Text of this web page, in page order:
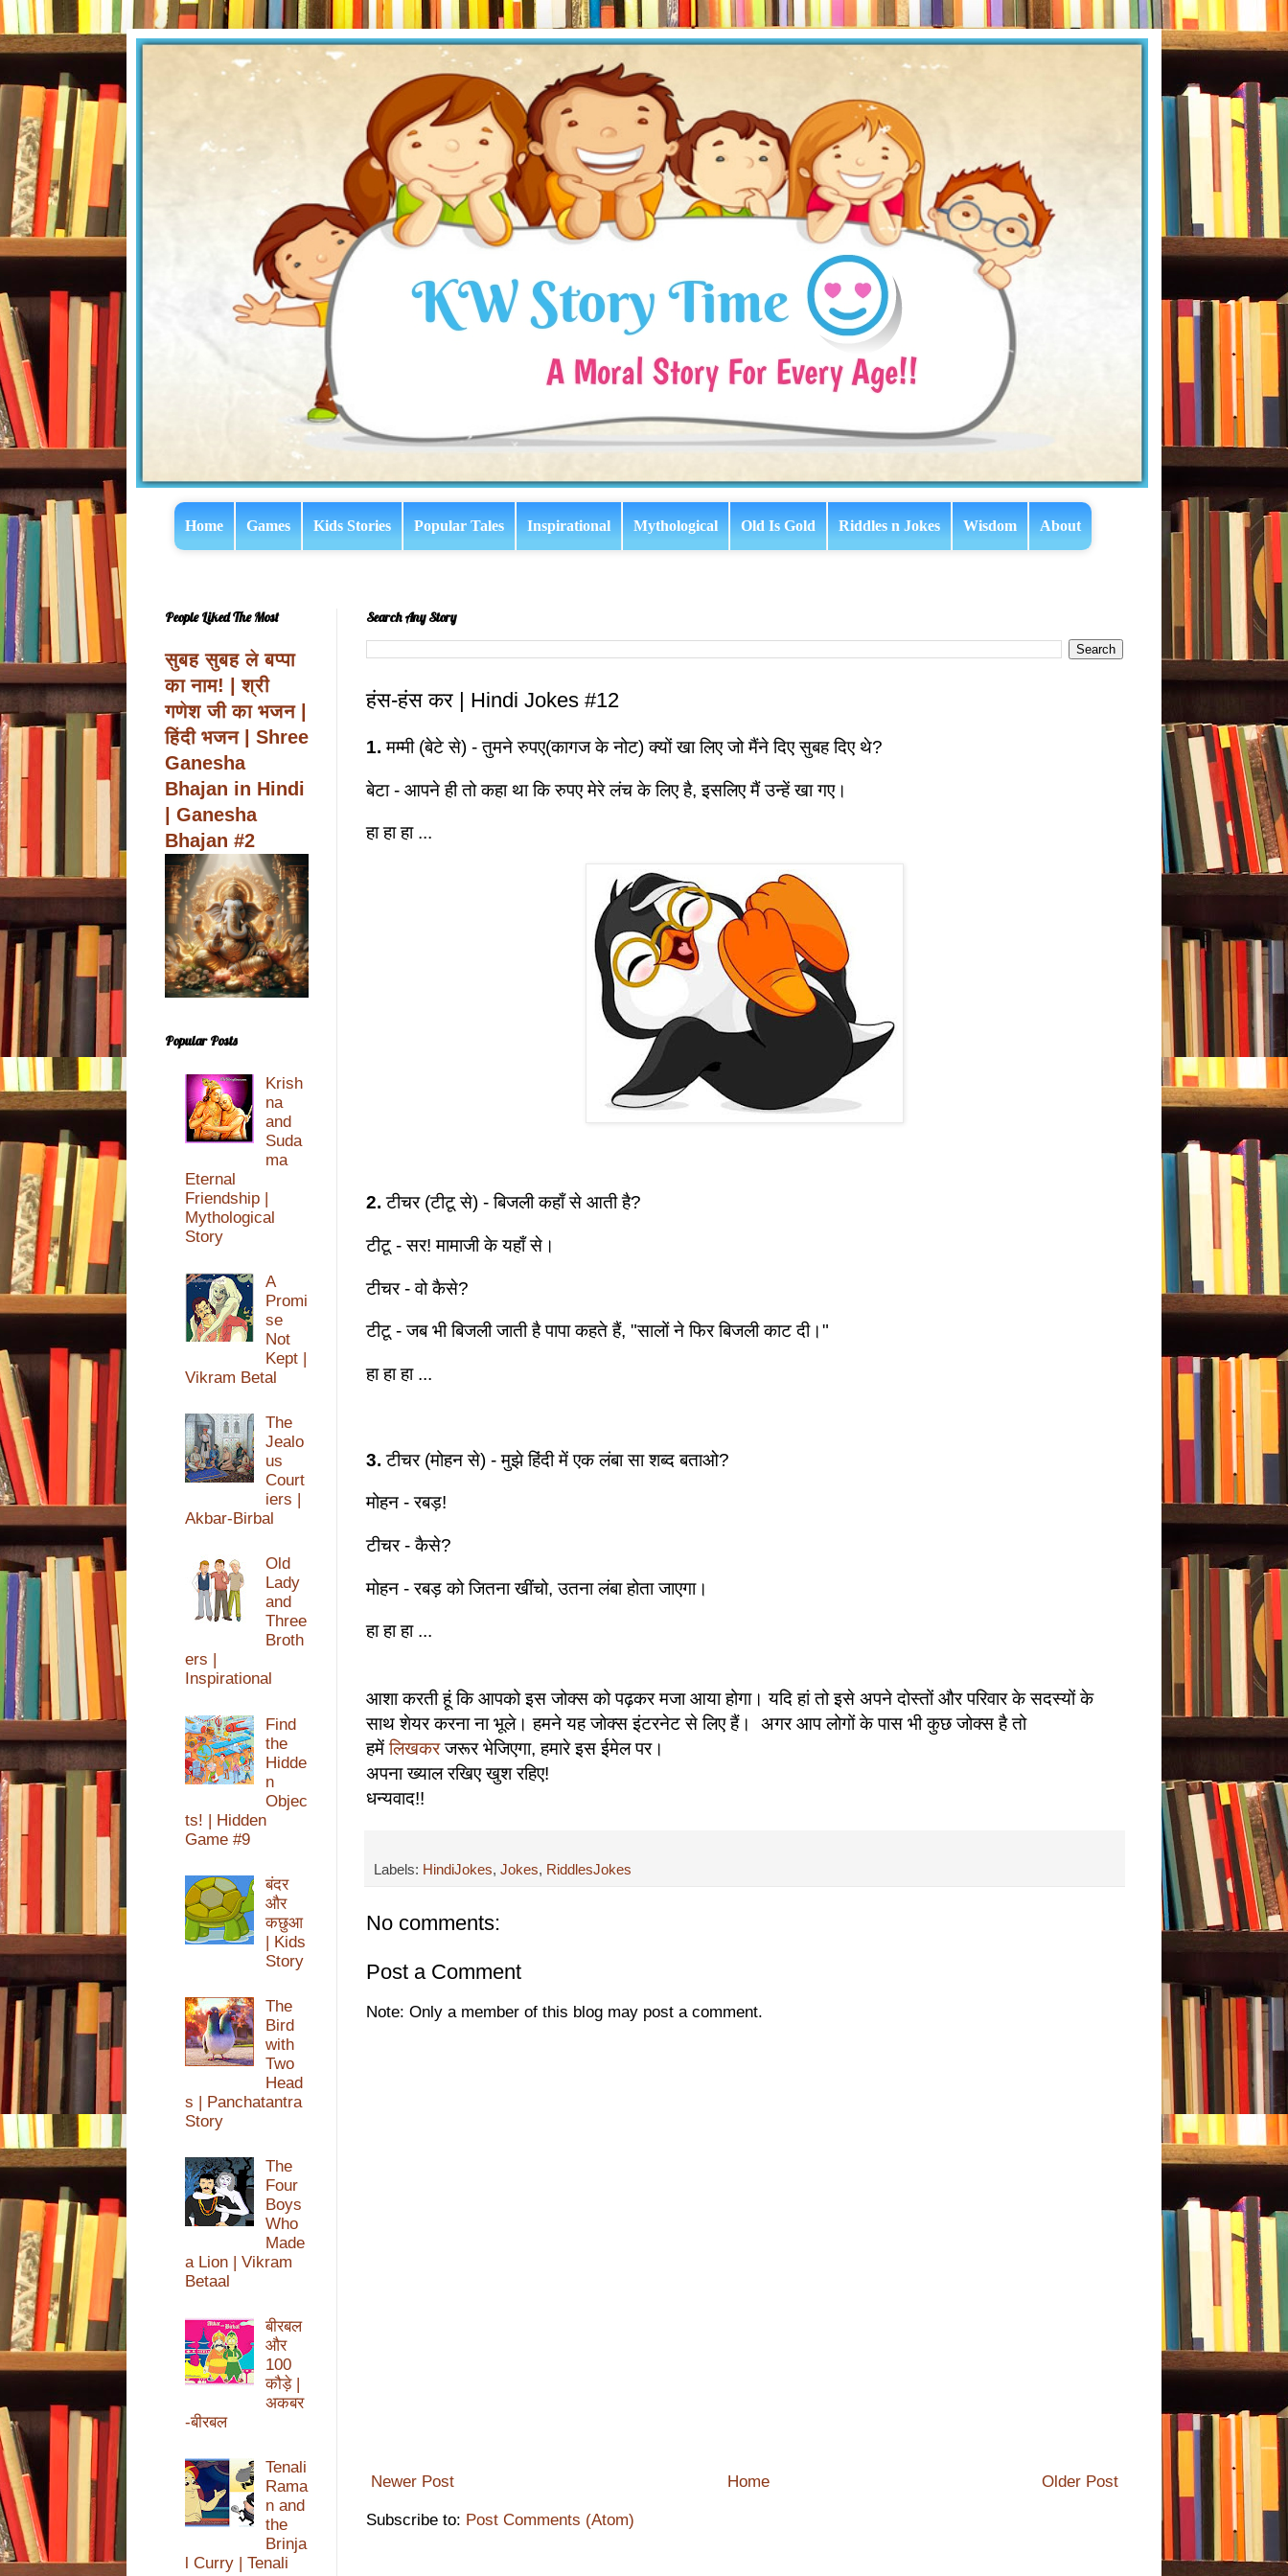
Home Games Kids Stories Popular Tales Inspirational Mythological Old Is Gold Riddles n Jokes Wisdom About
Search Any Story
हंस-हंस कर | Hindi Jokes #12
1.मम्मी (बेटे से) - तुमने रुपए(कागज के नोट) क्यों खा लिए जो मैंने दिए सुबह दिए थे?
बेटा - आपने ही तो कहा था कि रुपए मेरे लंच के लिए है, इसलिए मैं उन्हें खा गए।
हा हा हा ...
2. टीचर (टीटू से) - बिजली कहाँ से आती है?
टीटू - सर! मामाजी के यहाँ से।
टीचर - वो कैसे?
टीटू - जब भी बिजली जाती है पापा कहते हैं, "सालों ने फिर बिजली काट दी।"
हा हा हा ...
3.टीचर (मोहन से) - मुझे हिंदी में एक लंबा सा शब्द बताओ?
मोहन - रबड़!
टीचर - कैसे?
मोहन - रबड़ को जितना खींचो, उतना लंबा होता जाएगा।
हा हा हा ...
आशा करती हूं कि आपको इस जोक्स को पढ़कर मजा आया होगा। यदि हां तो इसे अपने दोस्तों और परिवार के सदस्यों के
साथ शेयर करना ना भूले। हमने यह जोक्स इंटरनेट से लिए हैं। अगर आप लोगों के पास भी कुछ जोक्स है तो
हमेंलिखकरजरूर भेजिएगा, हमारे इस ईमेल पर।
अपना ख्याल रखिए खुश रहिए!
धन्यवाद!!
Labels: HindiJokes, Jokes, RiddlesJokes
No comments:
Post a Comment
Note: Only a member of this blog may post a comment.
Newer Post Older Post
Home
Subscribe to: Post Comments (Atom)
People Liked The Most
सुबह सुबह ले बप्पा
का नाम! | श्री
गणेश जी का भजन |
हिंदी भजन | Shree
Ganesha
Bhajan in Hindi
| Ganesha
Bhajan #2
Popular Posts
Krish
na
and
Suda
ma
Eternal
Friendship |
Mythological
Story
A
Promi
se
Not
Kept |
Vikram Betal
The
Jealo
us
Court
iers |
Akbar-Birbal
Old
Lady
and
Three
Broth
ers |
Inspirational
Find
the
Hidde
n
Objec
ts! | Hidden
Game #9
बंदर
और
कछुआ
| Kids
Story
The
Bird
with
Two
Head
s | Panchatantra
Story
The
Four
Boys
Who
Made
a Lion | Vikram
Betaal
बीरबल
और
100
कौड़े |
अकबर
-बीरबल
Tenali
Rama
n and
the
Brinja
l Curry | Tenali